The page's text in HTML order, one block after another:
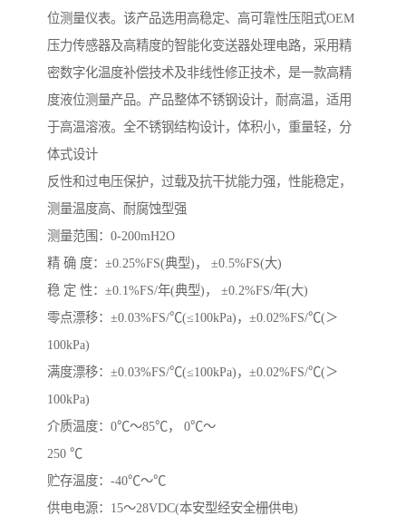
位测量仪表。该产品选用高稳定、高可靠性压阻式OEM
压力传感器及高精度的智能化变送器处理电路，采用精
密数字化温度补偿技术及非线性修正技术，是一款高精
度液位测量产品。产品整体不锈钢设计，耐高温，适用
于高温溶液。全不锈钢结构设计，体积小，重量轻，分
体式设计
反性和过电压保护，过载及抗干扰能力强，性能稳定，
测量温度高、耐腐蚀型强
测量范围：0-200mH2O
精 确 度：±0.25%FS(典型)， ±0.5%FS(大)
稳 定 性：±0.1%FS/年(典型)， ±0.2%FS/年(大)
零点漂移：±0.03%FS/℃(≤100kPa)，±0.02%FS/℃(＞
100kPa)
满度漂移：±0.03%FS/℃(≤100kPa)，±0.02%FS/℃(＞
100kPa)
介质温度：0℃～85℃， 0℃～
250 ℃
贮存温度：-40℃～℃
供电电源：15～28VDC(本安型经安全栅供电)